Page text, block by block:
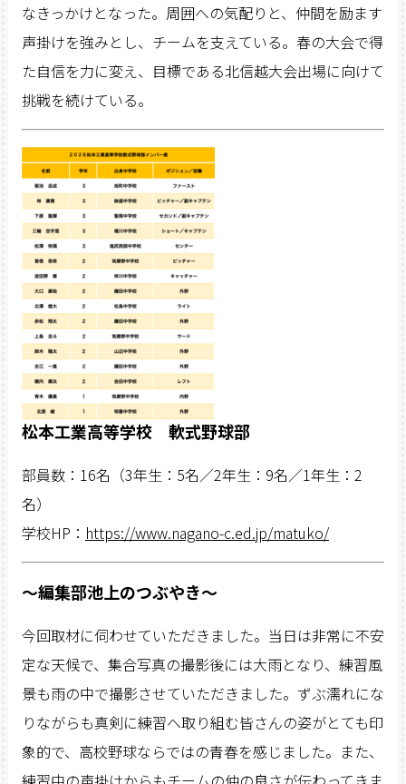
なきっかけとなった。周囲への気配りと、仲間を励ます
声掛けを強みとし、チームを支えている。春の大会で得
た自信を力に変え、目標である北信越大会出場に向けて
挑戦を続けている。
松本工業高等学校 軟式野球部
部員数：16名（3年生：5名／2年生：9名／1年生：2
名）
学校HP： https://www.nagano-c.ed.jp/matuko/
〜編集部池上のつぶやき〜
今回取材に伺わせていただきました。当日は非常に不安
定な天候で、集合写真の撮影後には大雨となり、練習風
景も雨の中で撮影させていただきました。ずぶ濡れにな
りながらも真剣に練習へ取り組む皆さんの姿がとても印
象的で、高校野球ならではの青春を感じました。また、